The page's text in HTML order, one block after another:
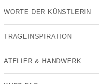
WORTE DER KÜNSTLERIN
TRAGEINSPIRATION
ATELIER & HANDWERK